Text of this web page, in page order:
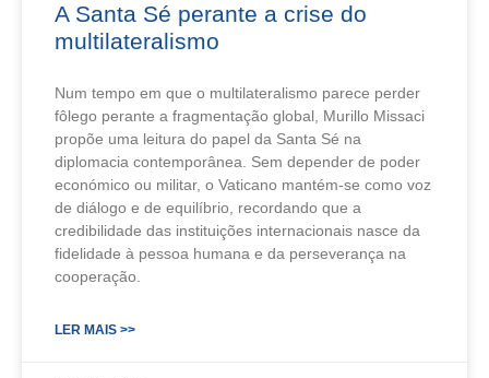
A Santa Sé perante a crise do
multilateralismo
Num tempo em que o multilateralismo parece perder
fôlego perante a fragmentação global, Murillo Missaci
propõe uma leitura do papel da Santa Sé na
diplomacia contemporânea. Sem depender de poder
económico ou militar, o Vaticano mantém-se como voz
de diálogo e de equilíbrio, recordando que a
credibilidade das instituições internacionais nasce da
fidelidade à pessoa humana e da perseverança na
cooperação.
LER MAIS >>